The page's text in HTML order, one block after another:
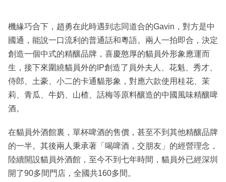
機緣巧合下，趙勇在此時遇到志同道合的Gavin，對方是中
國通，能說一口流利的普通話和粵語。兩人一拍即合，決定
創造一個中式的精釀品牌，喜慶憨厚的貓員外形象應運而
生，接下來圍繞貓員外的IP創造了員外夫人、花魁、秀才、
侍郎、土豪、小二的卡通貓形象，對應六款使用桂花、茉
莉、青瓜、牛奶、山楂、話梅等原料釀造的中國風味精釀啤
酒。
在貓員外酒館裏，單杯啤酒的售價，甚至不到其他精釀品牌
的一半。其後兩人秉承著「喝啤酒，交朋友」的經營理念，
陸續開設貓員外酒館，至今不到七年時間，貓員外已經深圳
開了90多間門店，全國共160多間。